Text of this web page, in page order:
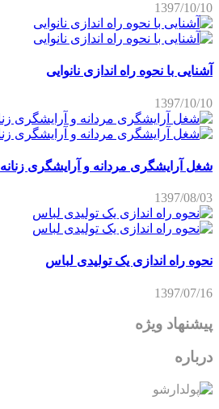
1397/10/10
آشنایی با نحوه راه اندازی نانوایی
1397/10/10
شغل آرایشگری مردانه و آرایشگری زنانه
1397/08/03
نحوه راه اندازی یک تولیدی لباس
1397/07/16
پیشنهاد ویژه
درباره